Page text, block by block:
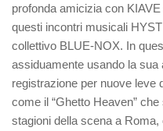
profonda amicizia con
questi incontri musicali
collettivo BLUE-NOX. In
assiduamente usando la
registrazione per nuove leve
come il “Ghetto Heaven”
stagioni della scena a